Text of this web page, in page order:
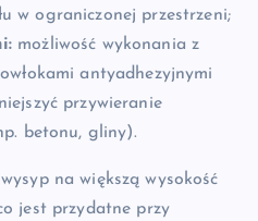
w ograniczonej przestrzeni;
możliwość wykonania z
antyadhezyjnymi
przywieranie
betonu, gliny).
na większą wysokość
jest przydatne przy